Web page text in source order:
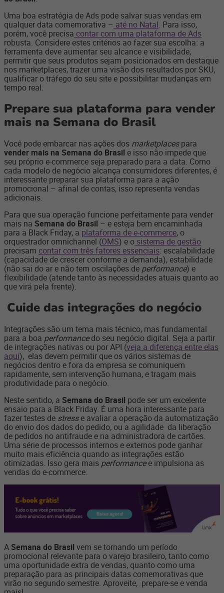
Uma boa estratégia de Ads pode salvar suas vendas em
qualquer data comemorativa – até no Natal. Para isso,
porém, você precisa contar com uma plataforma de Ads
robusta. Considere estes critérios ao fazer sua escolha: a
ferramenta deve aumentar seu alcance e visibilidade,
permitir que seus produtos sejam posicionados em destaque
nos marketplaces, trazer uma visão dos resultados por SKU,
qualificar o tráfego do seu site e possibilitar mudanças em
tempo real.
Prepare sua plataforma para vender
mais na Semana do Brasil
Você pode embarcar nas ações dos marketplacespara
vender mais na Semana do Brasil e isso não impede que
seu próprio e-commerce seja preparado para a data. Como
cada modelo de negócio alcança consumidores diferentes, é
interessante preparar sua plataforma para a ação
promocional – afinal de contas, isso representa vendas
adicionais.
Para que sua operação funcione perfeitamente para vender
mais na Semana do Brasil – e esteja bem encaminhada
para a Black Friday, a plataforma de e-commerce, o
orquestrador omnichannel (OMS) e o sistema de gestão
precisam contar com três fatores essenciais: escalabilidade
(capacidade de crescer conforme a demanda), estabilidade
(não sai do ar e não tem oscilações de performance) e
flexibilidade (atende tanto às necessidades atuais quanto ao
que virá pela frente).
Cuide das integrações do negócio
Integrações são um tema mais técnico, mas fundamental
para a boa performancedo seu negócio digital. Seja a partir
de integrações nativas ou por API (veja a diferença entre elas
aqui), elas devem permitir que os vários sistemas de
negócios dentro e fora da empresa se comuniquem
rapidamente, sem intervenção humana, e tragam mais
produtividade para o negócio.
Neste sentido, a Semana do Brasil pode ser um excelente
ensaio para a Black Friday. É uma hora interessante para
fazer testes de stresse avaliar a operação da automatização
do envio dos dados do pedido, ou a agilidade da liberação
de pedidos no antifraude e na administradora de cartões.
Uma série de processos internos e externos pode ganhar
muito mais eficiência quando as integrações estão
otimizadas. Isso gera mais performancee impulsiona as
vendas do e-commerce.
ASemana do Brasil vem se tornando um período
promocional relevante para o varejo brasileiro, tanto como
uma oportunidade extra de vendas, quanto como uma
preparação para as principais datas comemorativas que
virão no segundo semestre. Aproveite, prepare-se e venda